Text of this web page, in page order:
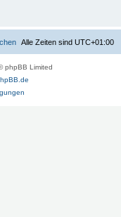
Alle Zeiten sind UTC+01:00
phpBB Limited